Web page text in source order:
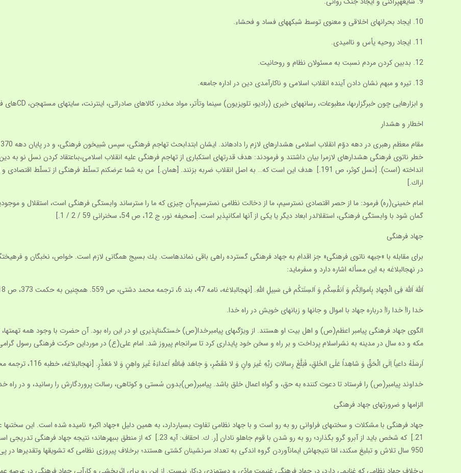
10. ايجاد بحرانهاى اخلاقى و معنوى توسط شبكه‏هاى فساد و فحشاء.
11. ايجاد روحيه يأس و نااميدى.
12. بدبين كردن مردم نسبت به مسئولان نظام و روحانيت.
13. تيره و مبهم نشان دادن آينده انقلاب اسلامى و ناكارآمدى دين در اداره جامعه.
و ابزارهايى چون خبرگزارى‏ها، مطبوعات، رسانه‏هاى خبرى (راديو، تلويزيون) سينما وتأتر، مواد مخدر، كالاهاى صادراتى، اينترنت، سايت‏هاى مستهجن، CDهاى فاسد و… رابه‏كار گرفته است.
اخطار و هشدار
خطر ناتوى فرهنگى هشدارهاى لازم‏را بيان داشتند و فرمودند: هدف قدرتهاى استكبارى از تهاجم فرهنگى عليه انقلاب اسلامى،بى‏اعتقاد كردن نسل نو به
انداخته (است). [نسل كوثر، ص 191.] هدف اين است كه… به اصل انقلاب ضربه بزنند. [همان.] من به شما عرض‏كنم تسلّط فرهنگى از
اراك.]
امام خمينى(ره) فرمود: ما از حصر اقتصادى نمى‏ترسيم، ما از دخالت نظامى نمى‏ترسيم؛آن چيزى كه ما را مى‏ترساند وابستگى فرهنگى است، استقلال و
گمان شود با وابستگى فرهنگى، استقلال‏در ابعاد ديگر يا يكى از آنها امكان‏پذير است. [صحيفه نور، ج 12، ص 54، سخنرانى 59 / 2 / 1.]
جهاد فرهنگی
براى مقابله با »جبهه ناتوى فرهنگى« جز اقدام به جهاد فرهنگى گسترده راهى باقى نمانده‏است. يك بسيج همگانى لازم است. خواص، نخبگان و
در نهج‏البلاغه به اين مسأله اشاره دارد و مى‏فرمايد:
اَللَّهَ اَللَّهَ فِى الْجِهادِ بِاَموالِكُم وَ اَنفُسِكُم وَ اَلسِنَتكُم فى سَبيلِ اللَّهِ. [نهج‏البلاغه، نامه 47، بند 6، ترجمه محمد دشتى، ص 559. همچنين به حكمت 373، ص 718 و 374، ص 718 و375، ص 720 مراجعه شود.]
خدا را! خدا را! درباره جهاد با اموال و جانها و زبان‏هاى خويش در راه خدا.
الگوى جهاد فرهنگى پيامبر اعظم(ص) و اهل بيت او هستند. از ويژگى‏هاى پيامبرخدا(ص) خستگى‏ناپذيرى او در اين راه بود. آن حضرت با وجود همه تهمت‏ها،
مكه و ده سال در مدينه به نشراسلام پرداخت و بر راه و سخن خود پايدارى كرد تا سرانجام پيروز شد. امام على(ع) در مورداين حركت فرهنگى رسول
اَرسَلَهُ داعياً اِلَى الْحَقِّ وَ شاهِداً عَلَى الخَلقِ، فَبَلَّغَ رِسالاتِ رَبِّهِ غَيرَ وانٍ وَ لا مُقَصِّرِ، وَ جاهَد فِى‏اللَّهِ اَعداءَهُ غَيرَ واهِنٍ وَ لا مُعَذّرٍ. [نهج‏البلاغه، خطبه 116، ترجمه محمد دشتى، ص 225.]
خداوند پيامبر(ص) را فرستاد تا دعوت كننده به حق، و گواه اعمال خلق باشد. پيامبر(ص)بدون سُستى و كوتاهى، رسالت پروردگارش را رسانيد، و در راه
الزامها و ضرورت‏هاى جهاد فرهنگى
جهاد فرهنگى با مشكلات و سختى‏هاى فراوانى رو به رو است و با جهاد نظامى تفاوت بسياردارد، به همين دليل »جهاد اكبر« ناميده شده است. اين
21.] كه شخص بايد از آبرو گرو بگذارد؛ رو به رو شدن با قوم جاهل‏و نادان [ر. ك. احقاف: آيه 23.] كه از
950 سال تلاش و تبليغ مى‏كند، امّا نتيجه‏اش ايمان‏آوردن گروه اندكى به تعداد سرنشينان كشتى هستند؛ برخلاف پيروزى نظامى كه تشويق‏ها وتقديرها در پى دارد، و به جز خدا كسى مجاهد فرهنگى را تشويق نمى‏كند.